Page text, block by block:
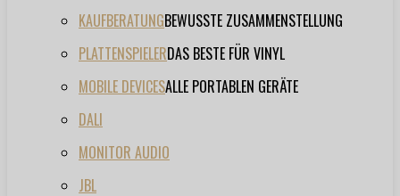
KAUFBERATUNGBEWUSSTE ZUSAMMENSTELLUNG
PLATTENSPIELERDAS BESTE FÜR VINYL
MOBILE DEVICESALLE PORTABLEN GERÄTE
DALI
MONITOR AUDIO
JBL